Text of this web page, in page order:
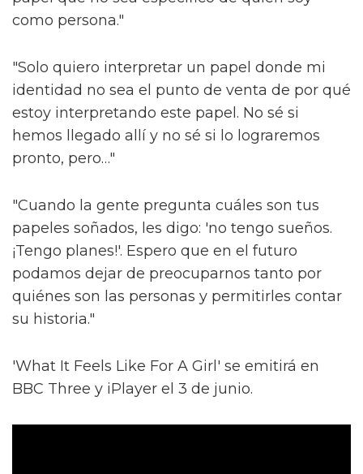
como persona."
"Solo quiero interpretar un papel donde mi
identidad no sea el punto de venta de por qué
estoy interpretando este papel. No sé si
hemos llegado allí y no sé si lo lograremos
pronto, pero…"
"Cuando la gente pregunta cuáles son tus
papeles soñados, les digo: 'no tengo sueños.
¡Tengo planes!'. Espero que en el futuro
podamos dejar de preocuparnos tanto por
quiénes son las personas y permitirles contar
su historia."
'What It Feels Like For A Girl' se emitirá en
BBC Three y iPlayer el 3 de junio.